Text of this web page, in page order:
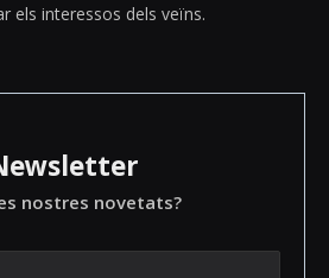
els interessos dels veïns.
nostres novetats?